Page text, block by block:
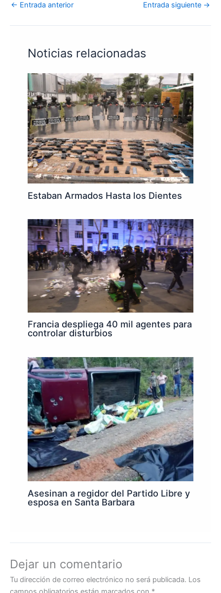
← Entrada anterior Entrada siguiente →
Noticias relacionadas
Estaban Armados Hasta los Dientes
Francia despliega 40 mil agentes para
controlar disturbios
Asesinan a regidor del Partido Libre y
esposa en Santa Barbara
Dejar un comentario
Tu dirección de correo electrónico no será publicada. Los